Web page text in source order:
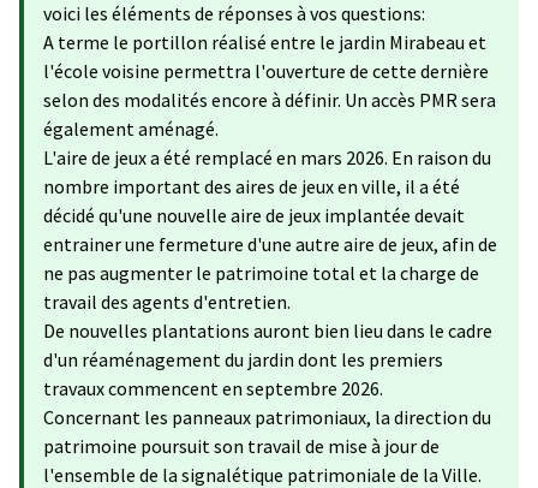
voici les éléments de réponses à vos questions:
A terme le portillon réalisé entre le jardin Mirabeau et
l'école voisine permettra l'ouverture de cette dernière
selon des modalités encore à définir. Un accès PMR sera
également aménagé.
L'aire de jeux a été remplacé en mars 2026. En raison du
nombre important des aires de jeux en ville, il a été
décidé qu'une nouvelle aire de jeux implantée devait
entrainer une fermeture d'une autre aire de jeux, afin de
ne pas augmenter le patrimoine total et la charge de
travail des agents d'entretien.
De nouvelles plantations auront bien lieu dans le cadre
d'un réaménagement du jardin dont les premiers
travaux commencent en septembre 2026.
Concernant les panneaux patrimoniaux, la direction du
patrimoine poursuit son travail de mise à jour de
l'ensemble de la signalétique patrimoniale de la Ville.